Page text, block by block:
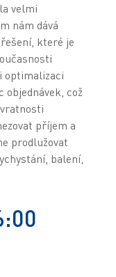
velmi
nám dává
které je
optimalizaci
což
příjem a
prodlužovat
balení,